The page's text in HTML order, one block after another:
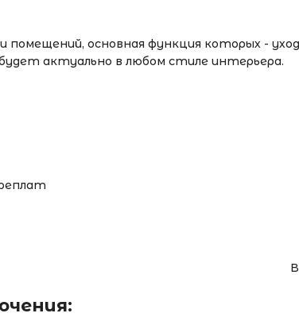
помещений, основная функция которых -
актуально в любом стиле интерьера.